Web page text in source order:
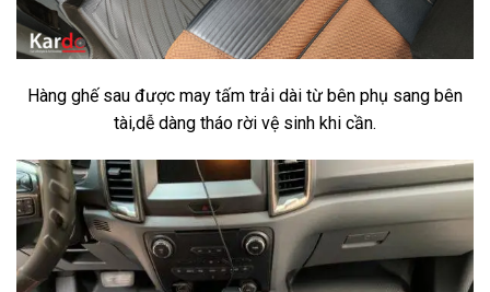
Hàng ghế sau được may tấm trải dài từ bên phụ sang bên
tài,dễ dàng tháo rời vệ sinh khi cần.